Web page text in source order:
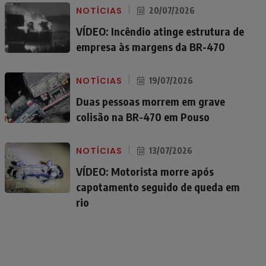
NOTÍCIAS 20/07/2026
VÍDEO: Incêndio atinge estrutura de
empresa às margens da BR-470
NOTÍCIAS 19/07/2026
Duas pessoas morrem em grave
colisão na BR-470 em Pouso
NOTÍCIAS 13/07/2026
VÍDEO: Motorista morre após
capotamento seguido de queda em
rio